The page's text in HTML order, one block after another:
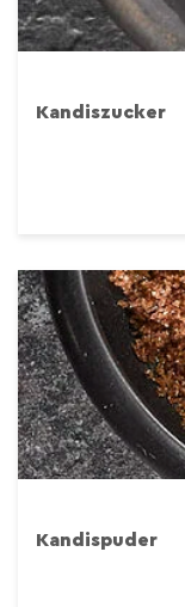
Kandiszucker
Kandispuder